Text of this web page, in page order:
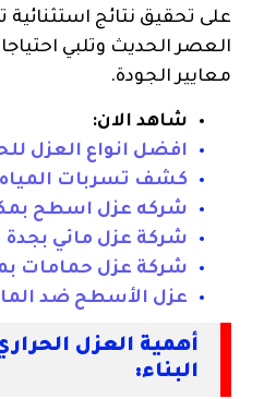
على تحقيق نتائج
العصر الحديث وتلبي
معايير الجودة.
شاهد الان:
افضل انواع العزل
كشف تسربات المياه
شركه عزل اسطح
شركة عزل مائي بجدة
شركة عزل حمامات
عزل الأسطح ضد
أهمية العزل
البناء: